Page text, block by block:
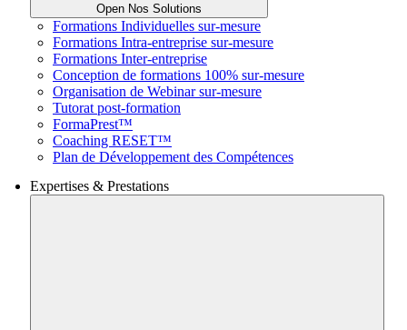
Open Nos Solutions
Formations Individuelles sur-mesure
Formations Intra-entreprise sur-mesure
Formations Inter-entreprise
Conception de formations 100% sur-mesure
Organisation de Webinar sur-mesure
Tutorat post-formation
FormaPrest™
Coaching RESET™
Plan de Développement des Compétences
Expertises & Prestations